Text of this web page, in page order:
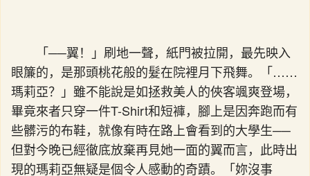
「──翼！」刷地一聲，紙門被拉開，最先映入
眼簾的，是那頭桃花般的髮在院裡月下飛舞。「……
瑪莉亞？」雖不能說是如拯救美人的俠客颯爽登場，
畢竟來者只穿一件T-Shirt和短褲，腳上是因奔跑而有
些髒污的布鞋，就像有時在路上會看到的大學生──
但對今晚已經徹底放棄再見她一面的翼而言，此時出
現的瑪莉亞無疑是個令人感動的奇蹟。「妳沒事